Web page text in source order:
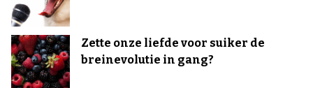
Zette onze liefde voor suiker de
breinevolutie in gang?